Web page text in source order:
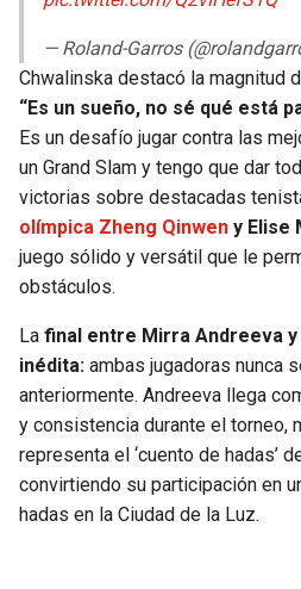
— Roland-Garros
Chwalinska destacó la magnitud
“Es un sueño, no sé qué está
Es un desafío jugar contra las
un Grand Slam y tengo que dar
victorias sobre destacadas
olímpica Zheng Qinwen y Elise
juego sólido y versátil que le
obstáculos.
La final entre Mirra Andreeva
inédita: ambas jugadoras nunca
anteriormente. Andreeva llega
y consistencia durante el torneo,
representa el ‘cuento de hadas’
convirtiendo su participación en
hadas en la Ciudad de la Luz.